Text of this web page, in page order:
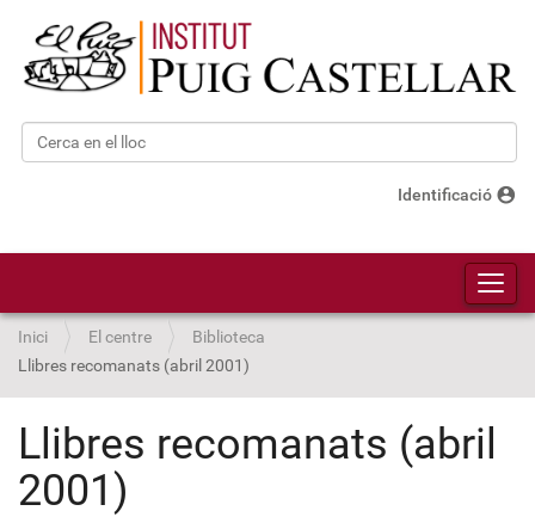
Cerca
Identificació account_circle
Inici El centre
Biblioteca
Llibres recomanats (abril 2001)
Llibres recomanats (abril
2001)